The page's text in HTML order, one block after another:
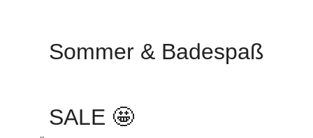
Sommer & Badespaß
SALE 🤩